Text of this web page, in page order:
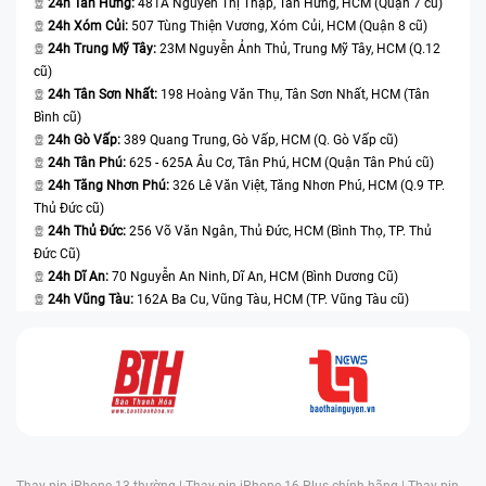
di động đi lên với tiêu chuẩn ISO/QMS 9001 cùng đội ngũ nhân lực
giàu chuyên môn, để tạo dựng danh tiếng tốt với hơn 4000 lượt khách
ghé qua hằng tháng.
Nhận thấy nhiều thế hệ smartphone về sau
được “trình làng” với kết cấu công phu hơn, điều này đã thôi thúc đội
ngũ kỹ thuật viên nơi đây liên tục tích lũy nhiều kiến thức công nghệ
để giúp khách khắc phục muôn sự cố của thiết bị trong thời gian
ngắn nhất. Như vậy, bạn không phải phân vân quá lâu trong việc có
nên đi đến trung tâm để chăm chút lại diện mạo cho điện thoại hay
không.
24h Xóm Củi: 507 Tùng Thiện Vương, Xóm Củi, HCM (Quận 8 cũ)
24h Trung Mỹ Tây: 23M Nguyễn Ảnh Thủ, Trung Mỹ Tây, HCM (Q.12
cũ)
24h Tân Sơn Nhất: 198 Hoàng Văn Thụ, Tân Sơn Nhất, HCM (Tân
Bình cũ)
24h Gò Vấp: 389 Quang Trung, Gò Vấp, HCM (Q. Gò Vấp cũ)
24h Tân Phú: 625 - 625A Âu Cơ, Tân Phú, HCM (Quận Tân Phú cũ)
24h Tăng Nhơn Phú: 326 Lê Văn Việt, Tăng Nhơn Phú, HCM (Q.9 TP.
Thủ Đức cũ)
24h Thủ Đức: 256 Võ Văn Ngân, Thủ Đức, HCM (Bình Thọ, TP. Thủ
Đức Cũ)
24h Dĩ An: 70 Nguyễn An Ninh, Dĩ An, HCM (Bình Dương Cũ)
24h Vũng Tàu: 162A Ba Cu, Vũng Tàu, HCM (TP. Vũng Tàu cũ)